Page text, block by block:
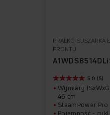
PRALKO-SUSZARKA
FRONTU
5.0 (5)
Wymiary
46 cm
SteamPower Pro
Pojemność -